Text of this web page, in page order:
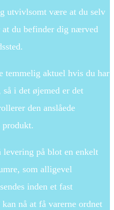
utvivlsomt være at du selv
du befinder dig nærved
temmelig aktuel hvis du har
i det øjemed er det
den anslåede
produkt.
på blot en enkelt
som alligevel
inden et fast
nå at få varerne ordnet